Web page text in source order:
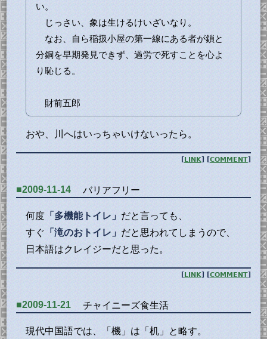
い。
じっさい、象は生けるけいざいなり。
なお、自ら稲扱小屋の第一線にある者が鎖と
分銅を早期発見できず、過労で死すことを心よ
り恥じる。
財前五郎
おや、川へはいっちゃいけないったら。
[LINK ] [COMMENT]
■2009-11-14 バリアフリー
何度 「多機能トイレ」 だと言っても、
すぐ 「滝のおトイレ」 だと思われてしまうので、
日本語はクレイジーだと思った。
[LINK ] [COMMENT]
■2009-11-21 チャイニーズ食生活
現代中国語では、「機」は「机」と略す。